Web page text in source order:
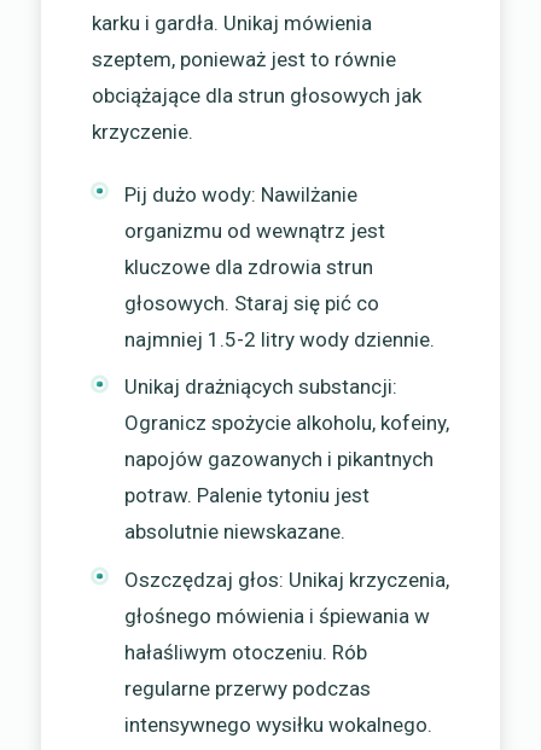
karku i gardła. Unikaj mówienia
szeptem, ponieważ jest to równie
obciążające dla strun głosowych jak
krzyczenie.
Pij dużo wody: Nawilżanie
organizmu od wewnątrz jest
kluczowe dla zdrowia strun
głosowych. Staraj się pić co
najmniej 1.5-2 litry wody dziennie.
Unikaj drażniących substancji:
Ogranicz spożycie alkoholu, kofeiny,
napojów gazowanych i pikantnych
potraw. Palenie tytoniu jest
absolutnie niewskazane.
Oszczędzaj głos: Unikaj krzyczenia,
głośnego mówienia i śpiewania w
hałaśliwym otoczeniu. Rób
regularne przerwy podczas
intensywnego wysiłku wokalnego.